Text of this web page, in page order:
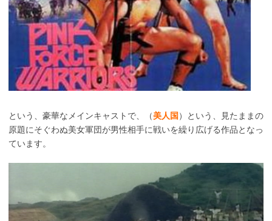
という、豪華なメインキャストで、（美人国 ）という、見たままの
原題にそぐわぬ美女軍団が男性相手に戦いを繰り広げる作品となっ
ています。